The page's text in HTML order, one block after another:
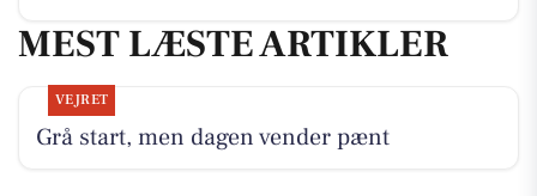
MEST LÆSTE ARTIKLER
VEJRET
Grå start, men dagen vender pænt